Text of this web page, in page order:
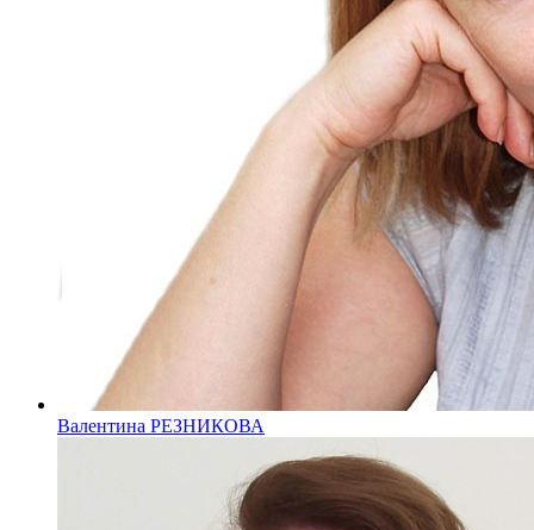
Валентина РЕЗНИКОВА